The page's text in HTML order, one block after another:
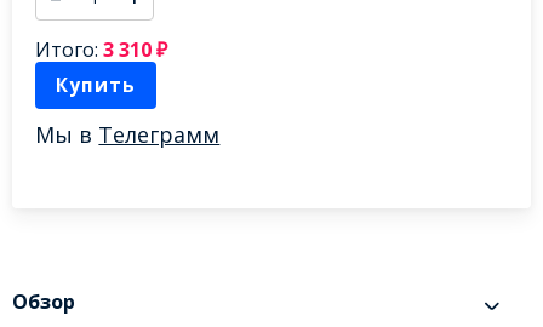
Итого:3 310₽
Купить
Мы в Телеграмм
Обзор